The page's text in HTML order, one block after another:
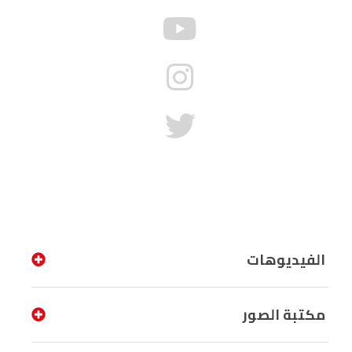
الفيديوهات
مكتبة الصور